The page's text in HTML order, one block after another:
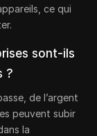
ce qui
sont-ils
?
de l’argent
peuvent subir
la